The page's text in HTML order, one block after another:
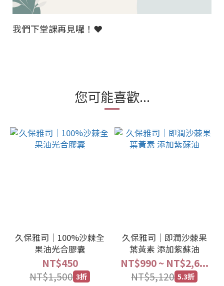
我們下堂課再見囉！❤
您可能喜歡...
久保雅司｜100%沙棘全
果油光合膠囊
NT$450
NT$1,500 3折
久保雅司｜即潤沙棘果
葉黃素 添加紫蘇油
NT$990 ~ NT$2,6...
NT$5,120 5.3折